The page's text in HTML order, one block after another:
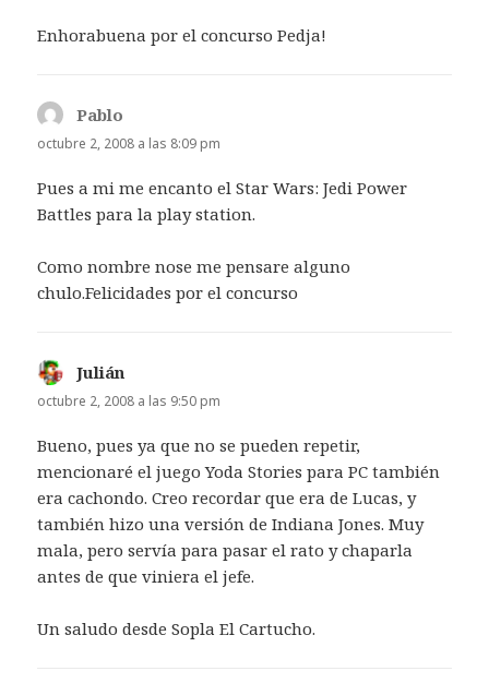
Enhorabuena por el concurso Pedja!
Pablo
octubre 2, 2008 a las 8:09 pm
Pues a mi me encanto el Star Wars: Jedi Power
Battles para la play station.
Como nombre nose me pensare alguno
chulo.Felicidades por el concurso
Julián
octubre 2, 2008 a las 9:50 pm
Bueno, pues ya que no se pueden repetir,
mencionaré el juego Yoda Stories para PC también
era cachondo. Creo recordar que era de Lucas, y
también hizo una versión de Indiana Jones. Muy
mala, pero servía para pasar el rato y chaparla
antes de que viniera el jefe.
Un saludo desde Sopla El Cartucho.